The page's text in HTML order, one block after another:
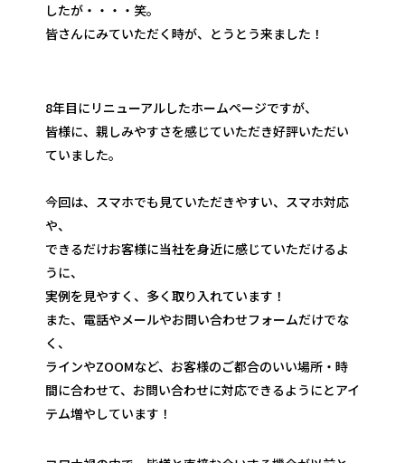
したが・・・・笑。
皆さんにみていただく時が、とうとう来ました！
8年目にリニューアルしたホームページですが、
皆様に、親しみやすさを感じていただき好評いただい
ていました。
今回は、スマホでも見ていただきやすい、スマホ対応
や、
できるだけお客様に当社を身近に感じていただけるよ
うに、
実例を見やすく、多く取り入れています！
また、電話やメールやお問い合わせフォームだけでな
く、
ラインやZOOMなど、お客様のご都合のいい場所・時
間に合わせて、お問い合わせに対応できるようにとアイ
テム増やしています！